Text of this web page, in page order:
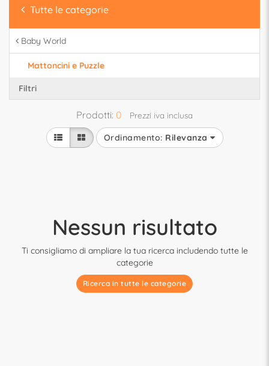
Tutte le categorie
Baby World
Mattoncini e Puzzle
Filtri
Prodotti: 0 Prezzi iva inclusa
Ordinamento: Rilevanza
Nessun risultato
Ti consigliamo di ampliare la tua ricerca includendo tutte le
categorie
Ricerca in tutte le categorie